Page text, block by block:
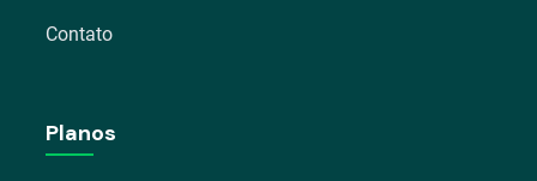
Contato
Planos